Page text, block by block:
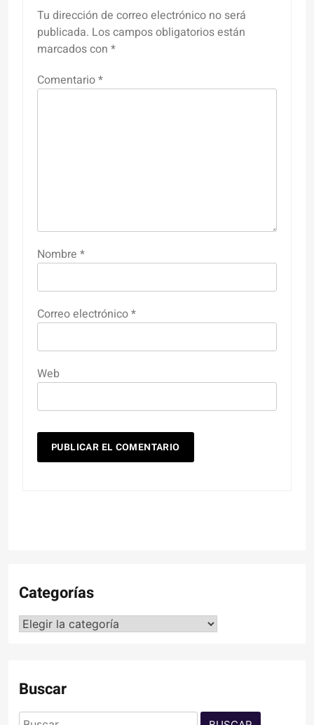
Tu dirección de correo electrónico no será
publicada. Los campos obligatorios están
marcados con *
Comentario*
Nombre *
Correo electrónico*
Web
Categorías
Categorías
Buscar
Buscar: